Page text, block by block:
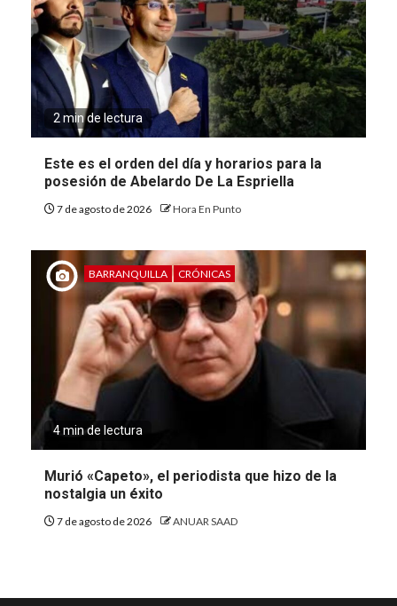
2 min de lectura
Este es el orden del día y horarios para la
posesión de Abelardo De La Espriella
7 de agosto de 2026 Hora En Punto
BARRANQUILLA CRÓNICAS
4 min de lectura
Murió «Capeto», el periodista que hizo de la
nostalgia un éxito
7 de agosto de 2026 ANUAR SAAD